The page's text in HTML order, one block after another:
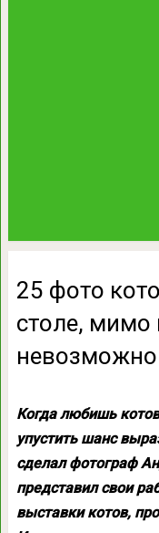
25 фото
столе, мимо
Когда любишь
упустить шанс
сделал фотограф
представил свои
выставки котов,